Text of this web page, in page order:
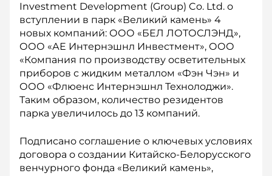
Investment Deve­lop­ment (Group) Co. Ltd. о
вступлении в парк «Великий камень» 4
новых компаний: ООО «БЕЛ ЛОТОСЛЭНД»,
ООО «АЕ Интернэшнл Инвестмент», ООО
«Ком­пания по производству осветительных
приборов с жидким металлом «Фэн Чэн» и
ООО «Флюенс Интернэшнл Технолоджи».
Таким образом, количество резидентов
парка увеличилось до 13 компаний.
Подписано соглашение о ключевых условиях
договора о создании Китайско-Белорусского
венчурного фонда «Великий камень»,